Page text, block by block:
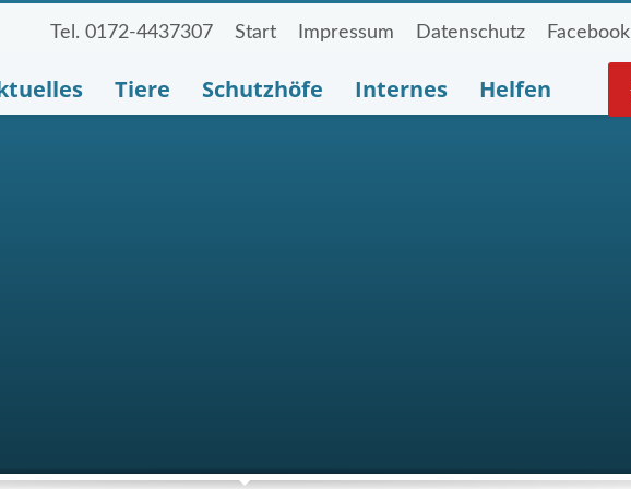
Tel. 0172-4437307 Start Impressum Datenschutz Facebook
Tiere Schutzhöfe Internes Helfen